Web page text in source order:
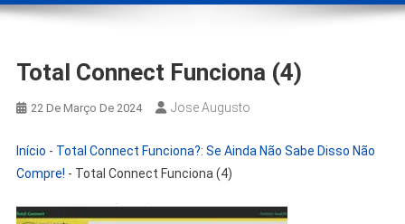
Marketing
Total Connect Funciona (4)
22 De Março De 2024 Jose Augusto
Início - Total Connect Funciona?: Se Ainda Não Sabe Disso Não
Compre! - Total Connect Funciona (4)